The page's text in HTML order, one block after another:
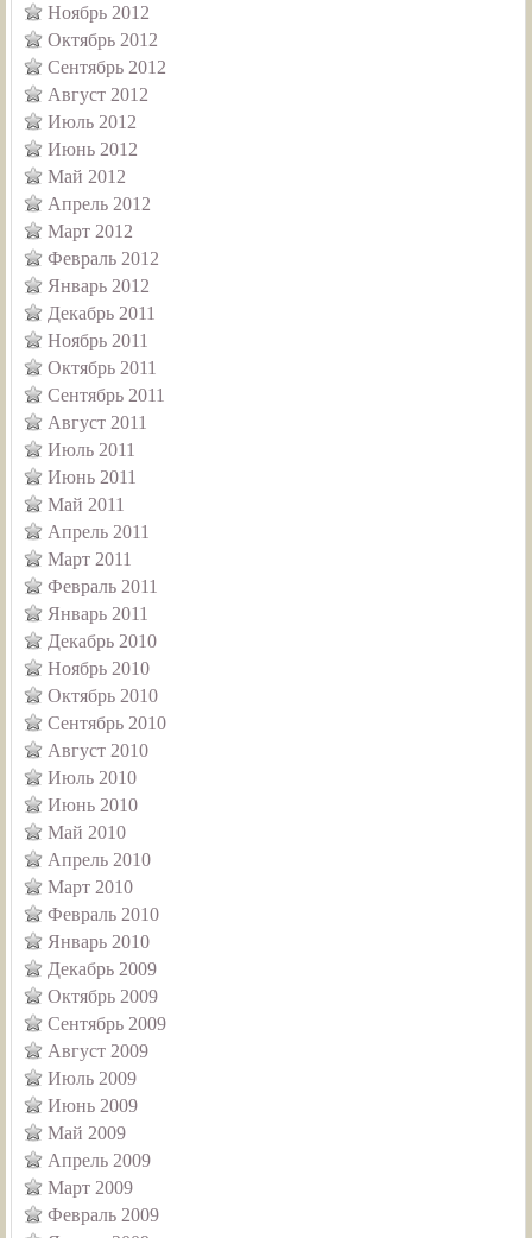
Ноябрь 2012
Октябрь 2012
Сентябрь 2012
Август 2012
Июль 2012
Июнь 2012
Май 2012
Апрель 2012
Март 2012
Февраль 2012
Январь 2012
Декабрь 2011
Ноябрь 2011
Октябрь 2011
Сентябрь 2011
Август 2011
Июль 2011
Июнь 2011
Май 2011
Апрель 2011
Март 2011
Февраль 2011
Январь 2011
Декабрь 2010
Ноябрь 2010
Октябрь 2010
Сентябрь 2010
Август 2010
Июль 2010
Июнь 2010
Май 2010
Апрель 2010
Март 2010
Февраль 2010
Январь 2010
Декабрь 2009
Октябрь 2009
Сентябрь 2009
Август 2009
Июль 2009
Июнь 2009
Май 2009
Апрель 2009
Март 2009
Февраль 2009